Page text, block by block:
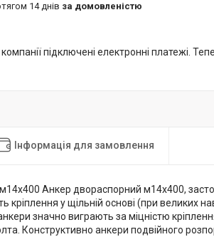
14 днів за домовленістю
підключені електронні платежі.
Інформація для замовлення
Анкер двораспорний м14х400,
кріплення у щільній основі (при великих
значно виграють за міцністю
Конструктивно анкери подвійного